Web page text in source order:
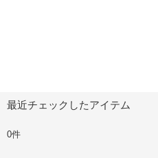
最近チェックしたアイテム
0件